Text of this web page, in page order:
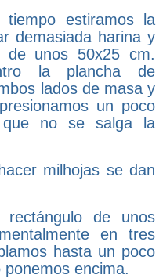
tiempo estiramos la
demasiada harina y
de unos 50x25 cm.
la plancha de
lados de masa y
un poco
no se salga la
milhojas se dan
de unos
en tres
hasta un poco
encima.